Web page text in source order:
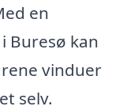
en
Buresø kan
vinduer
selv.